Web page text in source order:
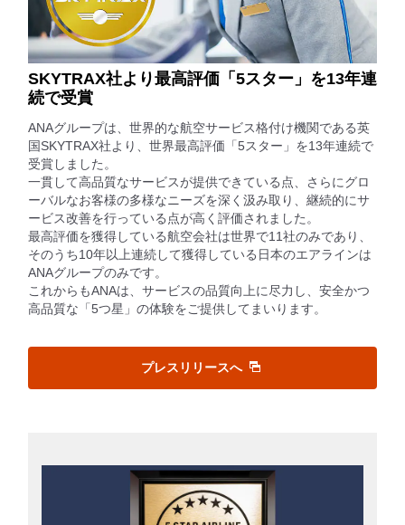
SKYTRAX社より最高評価「5スター」を13年連
続で受賞
ANAグループは、世界的な航空サービス格付け機関である英
国SKYTRAX社より、世界最高評価「5スター」を13年連続で
受賞しました。
一貫して高品質なサービスが提供できている点、さらにグロ
ーバルなお客様の多様なニーズを深く汲み取り、継続的にサ
ービス改善を行っている点が高く評価されました。
最高評価を獲得している航空会社は世界で11社のみであり、
そのうち10年以上連続して獲得している日本のエアラインは
ANAグループのみです。
これからもANAは、サービスの品質向上に尽力し、安全かつ
高品質な「5つ星」の体験をご提供してまいります。
プレスリリースへ